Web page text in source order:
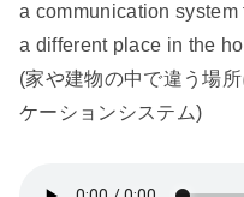
a communication
a different place in the
(家や建物の中で違う場
ケーションシステム)